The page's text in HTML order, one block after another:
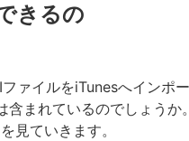
きるの
ァイルをiTunesへインポ
まれているのでしょうか。
見ていきます。